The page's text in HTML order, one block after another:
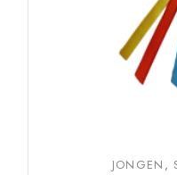
JONGEN